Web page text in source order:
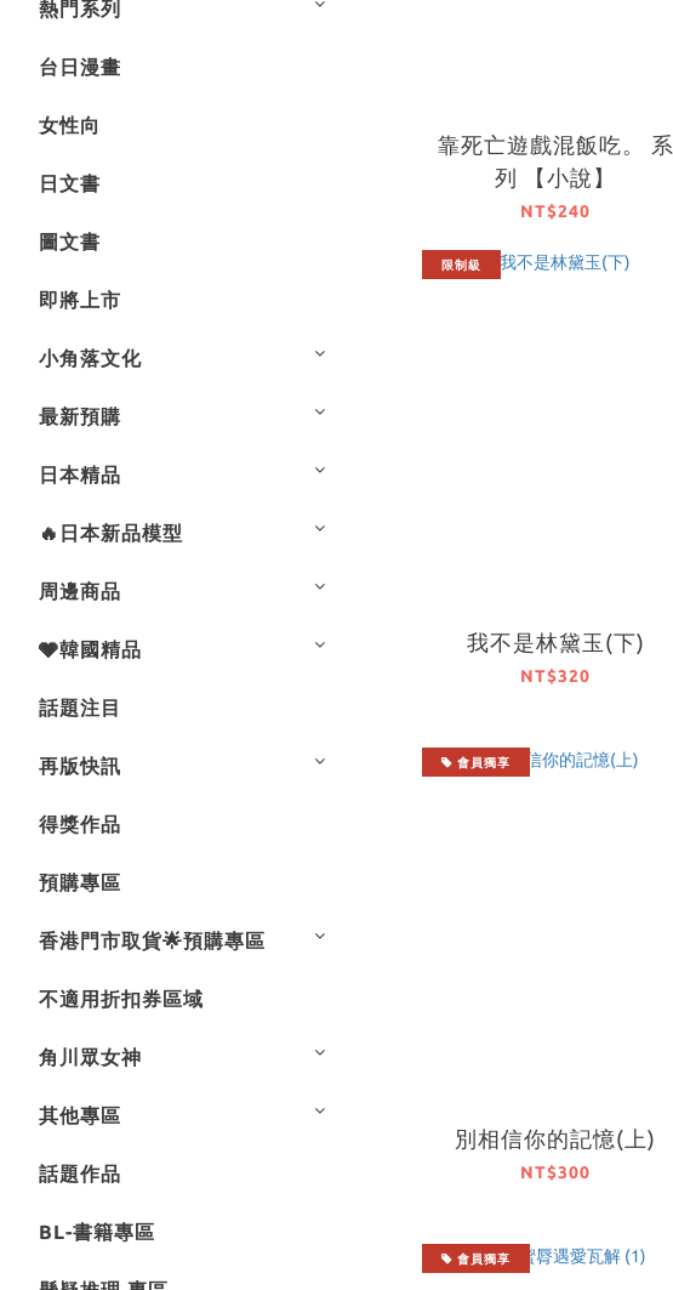
熱門系列
台日漫畫
女性向
日文書
圖文書
即將上市
小角落文化
最新預購
日本精品
🔥日本新品模型
周邊商品
🩶韓國精品
話題注目
再版快訊
得獎作品
預購專區
香港門市取貨🌟預購專區
不適用折扣券區域
角川眾女神
其他專區
話題作品
BL-書籍專區
靠死亡遊戲混飯吃。 系
列 【小說】
NT$240
限制級
我不是林黛玉(下)
NT$320
會員獨享
別相信你的記憶(上)
NT$300
會員獨享